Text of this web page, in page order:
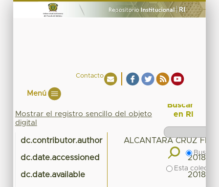
Contacto
Menú
Mostrar el registro sencillo del objeto
digital
dc.contributor.author ALCANTARA CRUZ
dc.date.accessioned 2018-
dc.date.available 2018-
Buscar
en RI
Buscar
Esta